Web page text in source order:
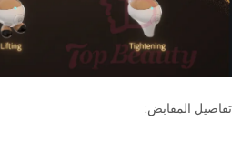
تفاصيل المقابض: